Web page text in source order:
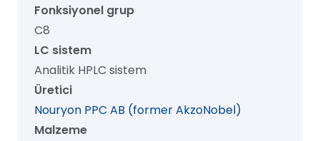
mm
300
mm,
1/pk
adet
Fonksiyonel grup
C8
LC sistem
Analitik HPLC sistem
Üretici
Nouryon PPC AB (former AkzoNobel)
Malzeme